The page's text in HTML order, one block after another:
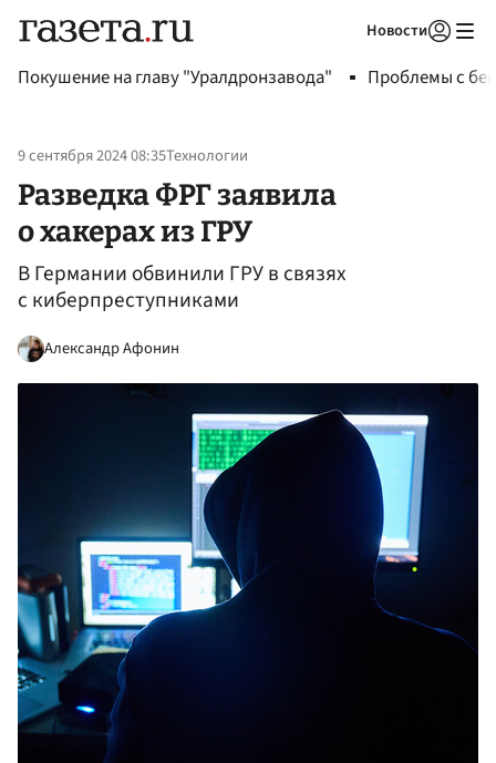
Новости
Покушение на главу "Уралдронзавода" Проблемы с
9 сентября 2024 08:35Технологии
Разведка ФРГ заявила
о хакерах из ГРУ
В Германии обвинили ГРУ в связях
с киберпреступниками
Александр Афонин